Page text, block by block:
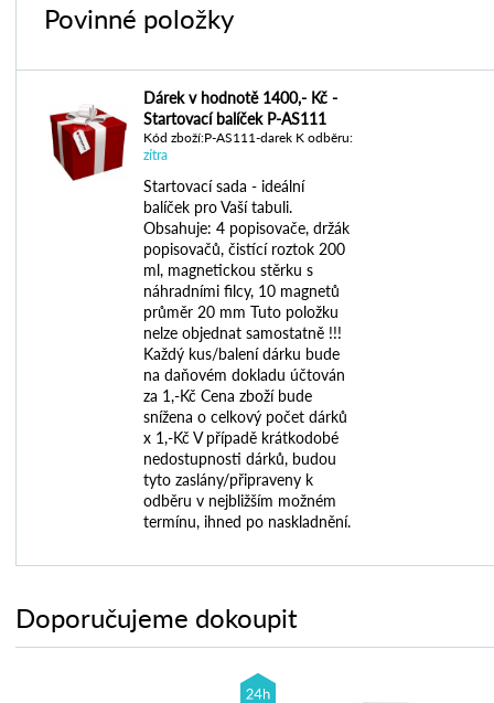
Povinné položky
Dárek v hodnotě 1400,- Kč -
Startovací balíček P-AS111
Kód zboží:P-AS111-darek K odběru:
zítra
Startovací sada - ideální
balíček pro Vaší tabuli.
Obsahuje: 4 popisovače, držák
popisovačů, čistící roztok 200
ml, magnetickou stěrku s
náhradními filcy, 10 magnetů
průměr 20 mm Tuto položku
nelze objednat samostatně !!!
Každý kus/balení dárku bude
na daňovém dokladu účtován
za 1,-Kč Cena zboží bude
snížena o celkový počet dárků
x 1,-Kč V případě krátkodobé
nedostupnosti dárků, budou
tyto zaslány/připraveny k
odběru v nejbližším možném
termínu, ihned po naskladnění.
Doporučujeme dokoupit